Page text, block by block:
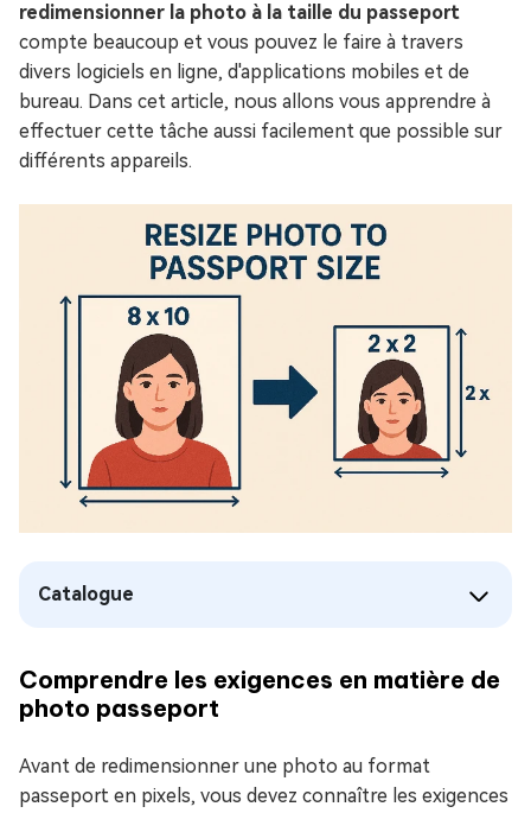
redimensionner la photo à la taille du passeport
compte beaucoup et vous pouvez le faire à travers
divers logiciels en ligne, d'applications mobiles et de
bureau. Dans cet article, nous allons vous apprendre à
effectuer cette tâche aussi facilement que possible sur
différents appareils.
Catalogue
Comprendre les exigences en matière de
photo passeport
Avant de redimensionner une photo au format
passeport en pixels, vous devez connaître les exigences